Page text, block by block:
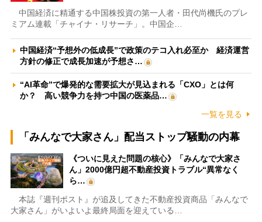
中国経済に精通する中国株投資の第一人者・田代尚機氏のプレ
ミアム連載「チャイナ・リサーチ」。中国企…
中国経済“予想外の低成長”で政策のテコ入れ必至か 経済運営
方針の修正で成長加速が予想さ…
“AI革命”で爆発的な需要拡大が見込まれる「CXO」とは何
か？ 高い競争力を持つ中国の医薬品…
一覧を見る
「みんなで大家さん」配当ストップ騒動の内幕
《ついに見えた問題の核心》「みんなで大家さ
ん」2000億円超不動産投資トラブル“異常なく
ら…
本誌『週刊ポスト』が追及してきた不動産投資商品「みんなで
大家さん」がいよいよ最終局面を迎えている…